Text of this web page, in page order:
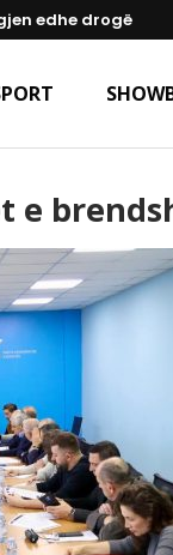
edhe drogë
e